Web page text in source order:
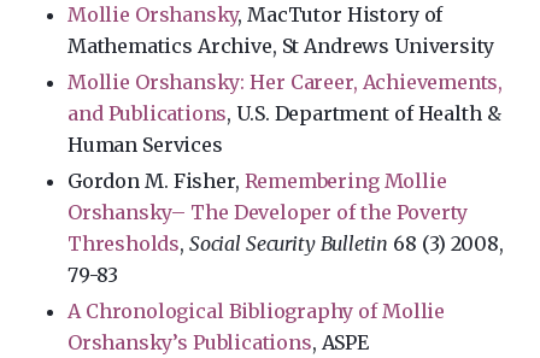
Mollie Orshansky, MacTutor History of
Mathematics Archive, St Andrews University
Mollie Orshansky: Her Career, Achievements,
and Publications, U.S. Department of Health &
Human Services
Gordon M. Fisher, Remembering Mollie
Orshansky– The Developer of the Poverty
Thresholds, Social Security Bulletin 68 (3) 2008,
79-83
A Chronological Bibliography of Mollie
Orshansky’s Publications, ASPE